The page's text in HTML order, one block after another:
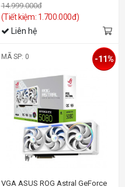
14.999.000đ
(Tiết kiệm: 1.700.000đ)
Liên hệ
MÃ SP: 0
VGA ASUS ROG Astral GeForce
-11%